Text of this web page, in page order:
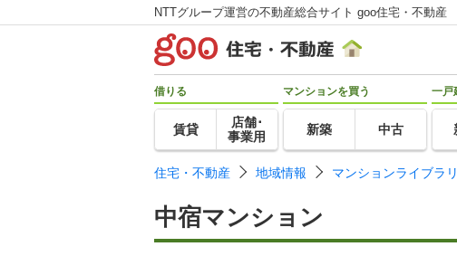
NTTグループ運営の不動産総合サイト goo住宅・不動産
借りる
賃貸
店舗･
事業用
マンションを買う
新築 中古
一戸
住宅・不動産 地域情報 マンションライブラ
中宿マンション